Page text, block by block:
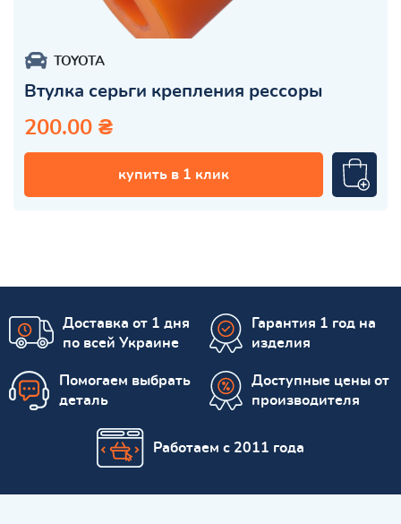
TOYOTA
Втулка серьги крепления рессоры
200.00 ₴
купить в 1 клик
Доставка от 1 дня
по всей Украине
Гарантия 1 год на
изделия
Помогаем выбрать
деталь
Доступные цены от
производителя
Работаем с 2011 года